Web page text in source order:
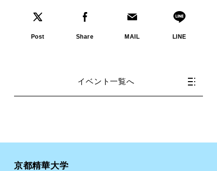
Post Share MAIL LINE
イベント一覧へ
京都精華大学